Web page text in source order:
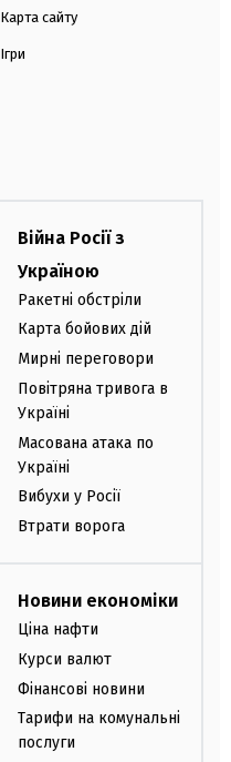
Карта сайту
Ігри
Війна Росії з
Україною
Ракетні обстріли
Карта бойових дій
Мирні переговори
Повітряна тривога в
Україні
Масована атака по
Україні
Вибухи у Росії
Втрати ворога
Новини економіки
Ціна нафти
Курси валют
Фінансові новини
Тарифи на комунальні
послуги